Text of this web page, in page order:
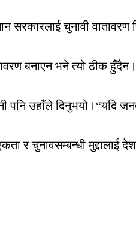
सरकारलाई चुनावी
बनाएन भने त्यो ठीक
उहाँले दिनुभयो।“यदि
एकता र चुनावसम्बन्धी